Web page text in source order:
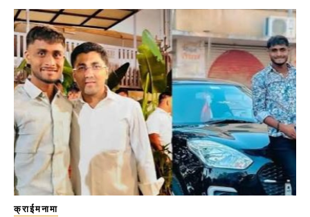
क्राईमनामा